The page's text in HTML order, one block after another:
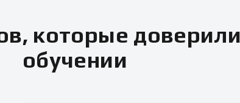
которые
обучении